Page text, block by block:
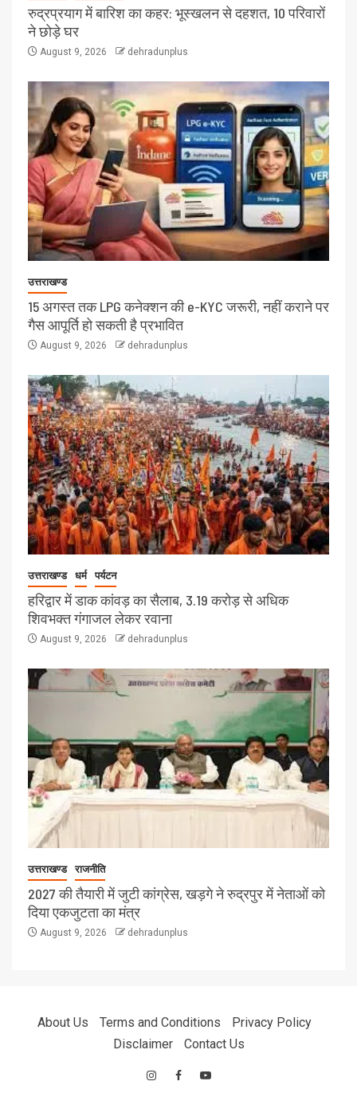
रुद्रप्रयाग में बारिश का कहर: भूस्खलन से दहशत, 10 परिवारों
ने छोड़े घर
August 9, 2026 dehradunplus
उत्तराखण्ड
15 अगस्त तक LPG कनेक्शन की e-KYC जरूरी, नहीं कराने पर
गैस आपूर्ति हो सकती है प्रभावित
August 9, 2026 dehradunplus
उत्तराखण्ड धर्म पर्यटन
हरिद्वार में डाक कांवड़ का सैलाब, 3.19 करोड़ से अधिक
शिवभक्त गंगाजल लेकर रवाना
August 9, 2026 dehradunplus
उत्तराखण्ड राजनीति
2027 की तैयारी में जुटी कांग्रेस, खड़गे ने रुद्रपुर में नेताओं को
दिया एकजुटता का मंत्र
August 9, 2026 dehradunplus
About Us Terms and Conditions
Privacy Policy
Disclaimer
Contact Us